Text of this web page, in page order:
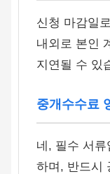
신청 마감일
내외로 본인
지연될 수 있
중개수수료
네, 필수 서
하며, 반드시